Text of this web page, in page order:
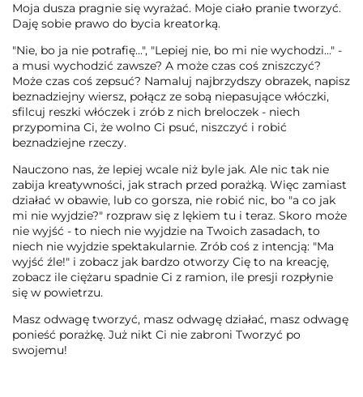
Moja dusza pragnie się wyrażać. Moje ciało pranie tworzyć.
Daję sobie prawo do bycia kreatorką.
"Nie, bo ja nie potrafię...", "Lepiej nie, bo mi nie wychodzi..." -
a musi wychodzić zawsze? A może czas coś zniszczyć?
Może czas coś zepsuć? Namaluj najbrzydszy obrazek, napisz
beznadziejny wiersz, połącz ze sobą niepasujące włóczki,
sfilcuj reszki włóczek i zrób z nich breloczek - niech
przypomina Ci, że wolno Ci psuć, niszczyć i robić
beznadziejne rzeczy.
Nauczono nas, że lepiej wcale niż byle jak. Ale nic tak nie
zabija kreatywności, jak strach przed porażką. Więc zamiast
działać w obawie, lub co gorsza, nie robić nic, bo "a co jak
mi nie wyjdzie?" rozpraw się z lękiem tu i teraz. Skoro może
nie wyjść - to niech nie wyjdzie na Twoich zasadach, to
niech nie wyjdzie spektakularnie. Zrób coś z intencją: "Ma
wyjść źle!" i zobacz jak bardzo otworzy Cię to na kreację,
zobacz ile ciężaru spadnie Ci z ramion, ile presji rozpłynie
się w powietrzu.
Masz odwagę tworzyć, masz odwagę działać, masz odwagę
ponieść porażkę. Już nikt Ci nie zabroni Tworzyć po
swojemu!